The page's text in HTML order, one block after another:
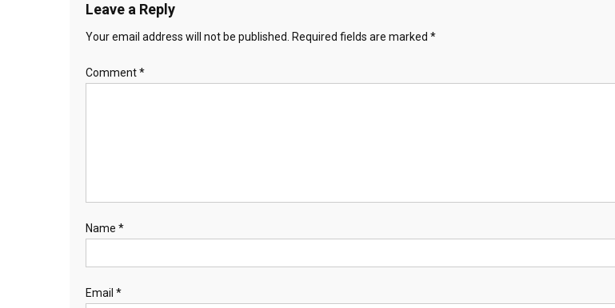
Leave a Reply
Your email address will not be published. Required fields are marked *
Comment*
Name *
Email *